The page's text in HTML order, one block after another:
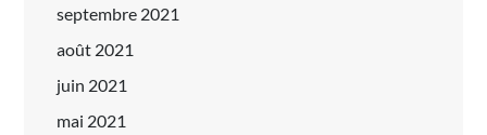
septembre 2021
août 2021
juin 2021
mai 2021